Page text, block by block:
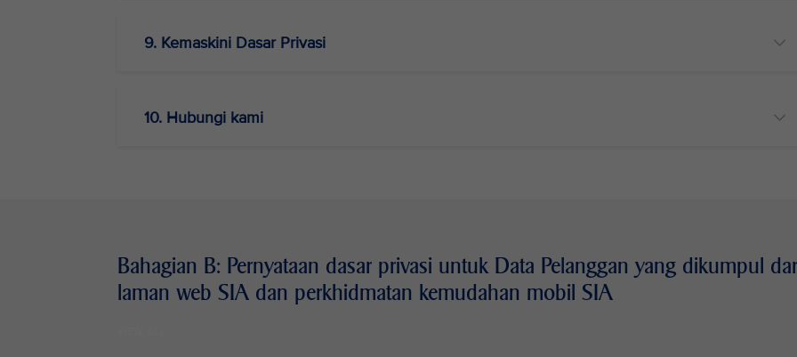
9. Kemaskini Dasar Privasi
10. Hubungi kami
Bahagian B: Pernyataan dasar privasi untuk Data Pelanggan yang dikumpul
laman web SIA dan perkhidmatan kemudahan mobil SIA